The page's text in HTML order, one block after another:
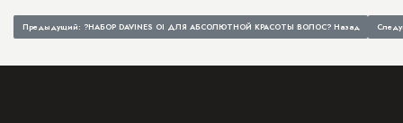
Предыдущий: ?НАБОР DAVINES OI ДЛЯ АБСОЛЮТНОЙ КРАСОТЫ ВОЛОС? Назад